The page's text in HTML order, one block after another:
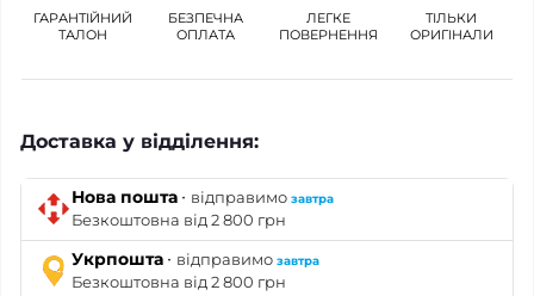
ГАРАНТІЙНИЙ
ТАЛОН
БЕЗПЕЧНА
ОПЛАТА
ЛЕГКЕ
ПОВЕРНЕННЯ
ТІЛЬКИ
ОРИГІНАЛИ
Доставка у відділення:
Нова пошта · відправимо завтра
Безкоштовна від 2 800 грн
Укрпошта · відправимо завтра
Безкоштовна від 2 800 грн